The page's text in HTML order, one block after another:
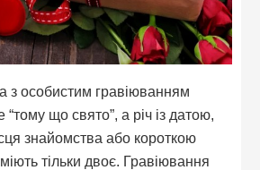
з особистим гравіюванням
“тому що свято”, а річ із датою,
знайомства або короткою
тільки двоє. Гравіювання